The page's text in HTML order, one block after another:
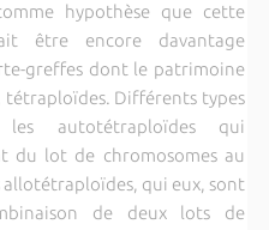
hypothèse que cette
être encore davantage
greffes dont le patrimoine
tétraploïdes. Différents types
autotétraploïdes qui
du lot de chromosomes au
allotétraploïdes, qui eux, sont
de deux lots de